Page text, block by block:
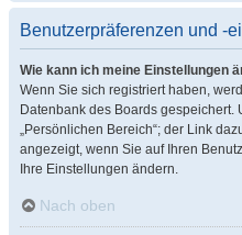
Benutzerpräferenzen und -
Wie kann ich meine Einstellungen
Wenn Sie sich registriert haben,
Datenbank des Boards
„Persönlichen Bereich“; der Link
angezeigt, wenn Sie auf Ihren
Ihre Einstellungen ändern.
Nach oben